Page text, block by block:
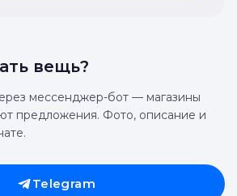
вещь?
мессенджер-бот — магазины
предложения. Фото, описание и
Telegram